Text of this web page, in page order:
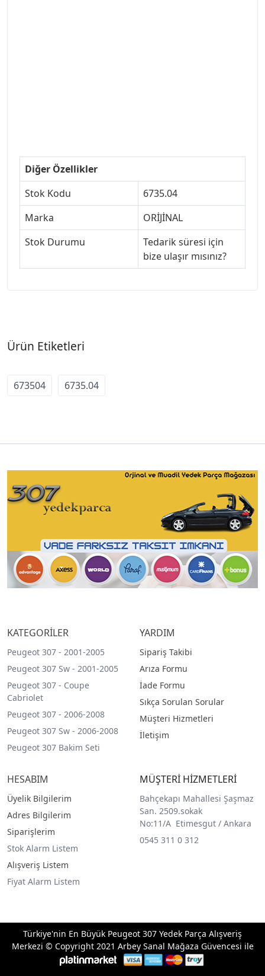
Diğer Özellikler
Stok Kodu
6735.04
Marka
ORİJİNAL
Stok Durumu
Tedarik süresi için
bize ulaşır mısınız?
Ürün Etiketleri
673504 6735.04
KATEGORİLER
Peugeot 307 - 2001-2005
Peugeot 307 Sw - 2001-2005
Peugeot 307 - Coupe
Cabriolet
Peugeot 307 - 2006-2008
Peugeot 307 Sw - 2006-2008
Peugeot 307 Bakim Seti
YARDIM
Sipariş Takibi
Arıza Formu
İade Formu
Sıkça Sorulan Sorular
Müşteri Hizmetleri
İletişim
HESABIM
Üyelik Bilgilerim
Adres Bilgilerim
Siparişlerim
Stok Alarm Listem
Alışveriş Listem
Fiyat Alarm Listem
MÜŞTERİ HİZMETLERİ
Bahçekapı Mahallesi Şaşmaz
San. 2509.sokak
No:11/A Etimesgut / Ankara
0545 311 0 312
Türkiye'nin En Büyük Peugeot 307 Yedek Parça Alışveriş
Merkezi © Copyright 2021 Arbey Sanal Mağaza Güvencesi ile